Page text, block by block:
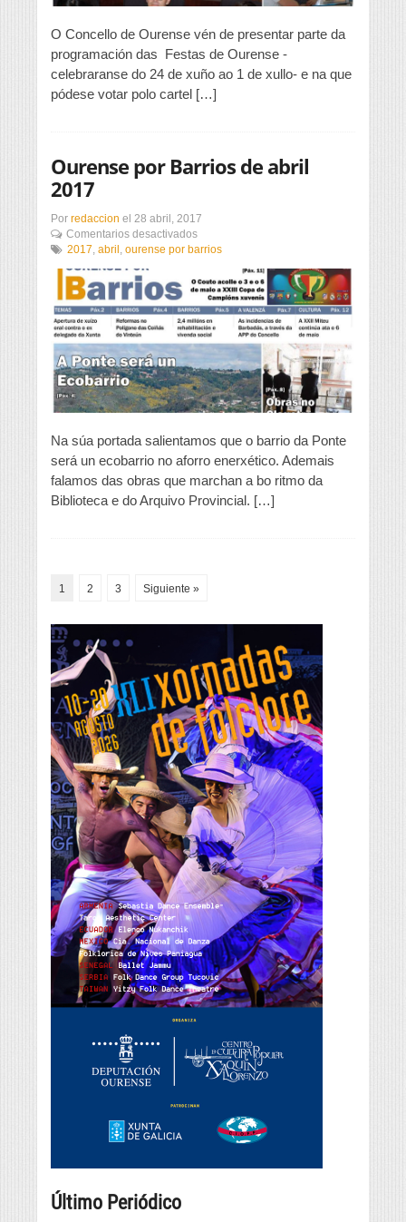
O Concello de Ourense vén de presentar parte da
programación das Festas de Ourense -
celebraranse do 24 de xuño ao 1 de xullo- e na que
pódese votar polo cartel […]
Ourense por Barrios de abril
2017
Por redaccion el 28 abril, 2017
Comentarios desactivadosen
Ourense
Barrios
de
abril
2017
2017, abril , ourense por barrios
Na súa portada salientamos que o barrio da Ponte
será un ecobarrio no aforro enerxético. Ademais
falamos das obras que marchan a bo ritmo da
Biblioteca e do Arquivo Provincial. […]
1 2 3 Siguiente »
Último Periódico